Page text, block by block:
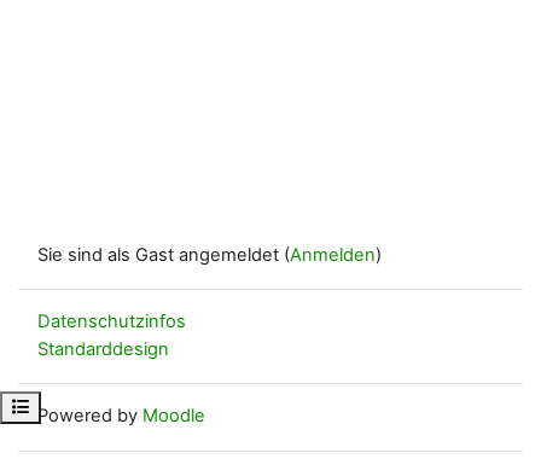
Kursindex öffnen
Sie sind als Gast angemeldet (Anmelden)
Datenschutzinfos
Standarddesign
Powered by Moodle